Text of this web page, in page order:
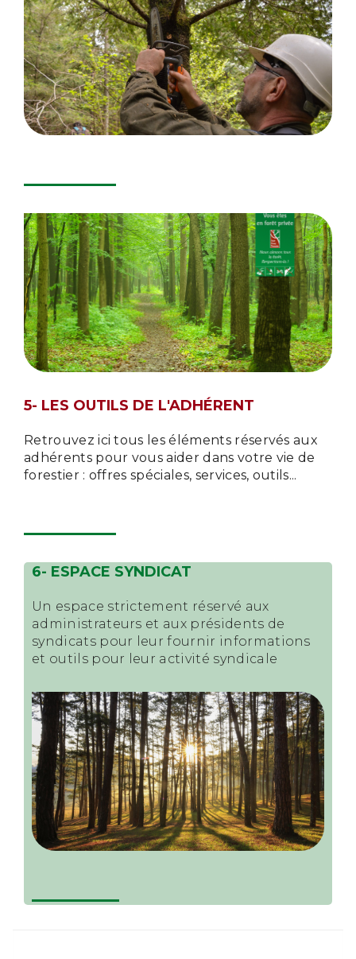
5- LES OUTILS DE L'ADHÉRENT
Retrouvez ici tous les éléments réservés aux
adhérents pour vous aider dans votre vie de
forestier : offres spéciales, services, outils...
6- ESPACE SYNDICAT
Un espace strictement réservé aux
administrateurs et aux présidents de
syndicats pour leur fournir informations
et outils pour leur activité syndicale